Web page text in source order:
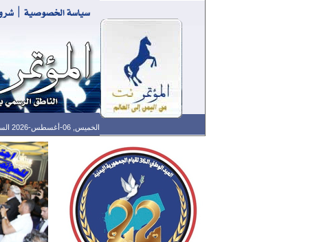
الخميس, 06-أغسطس-2026 الساعة: 11:18 م - آخر تحديث: 07:25 م (25: 04) بتوقيت غرينتش